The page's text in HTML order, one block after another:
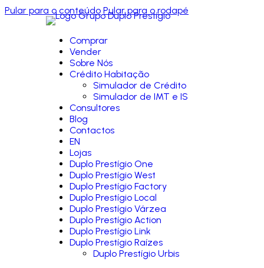
Pular para o conteúdo Pular para o rodapé
Comprar
Vender
Sobre Nós
Crédito Habitação
Simulador de Crédito
Simulador de IMT e IS
Consultores
Blog
Contactos
EN
Lojas
Duplo Prestígio One
Duplo Prestígio West
Duplo Prestígio Factory
Duplo Prestígio Local
Duplo Prestígio Várzea
Duplo Prestígio Action
Duplo Prestígio Link
Duplo Prestígio Raízes
Duplo Prestígio Urbis